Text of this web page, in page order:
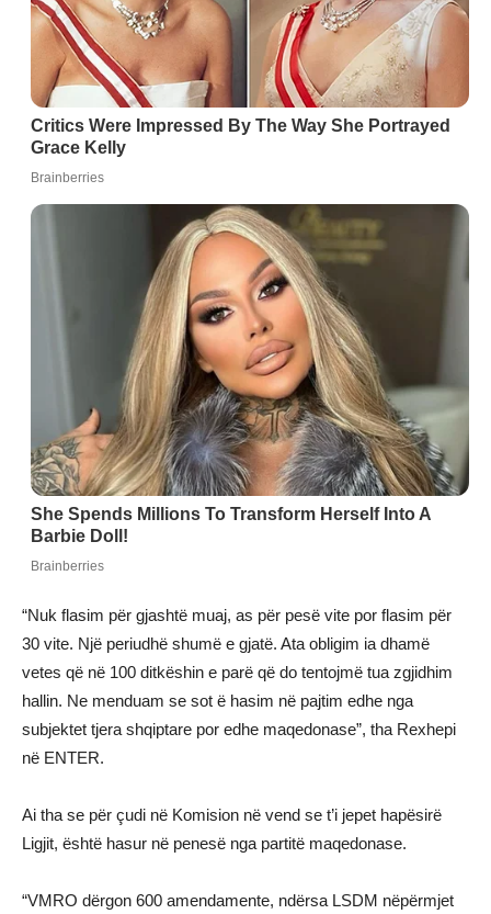
“Nuk flasim për gjashtë muaj, as për pesë vite por flasim për
30 vite. Një periudhë shumë e gjatë. Ata obligim ia dhamë
vetes që në 100 ditkëshin e parë që do tentojmë tua zgjidhim
hallin. Ne menduam se sot ë hasim në pajtim edhe nga
subjektet tjera shqiptare por edhe maqedonase”, tha Rexhepi
në ENTER.
Ai tha se për çudi në Komision në vend se t’i jepet hapësirë
Ligjit, është hasur në penesë nga partitë maqedonase.
“VMRO dërgon 600 amendamente, ndërsa LSDM nëpërmjet